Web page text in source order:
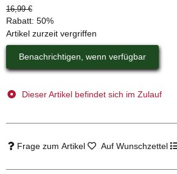
16,99 €
Rabatt: 50%
Artikel zurzeit vergriffen
Benachrichtigen, wenn verfügbar
Dieser Artikel befindet sich im Zulauf
Frage zum Artikel Auf Wunschzettel